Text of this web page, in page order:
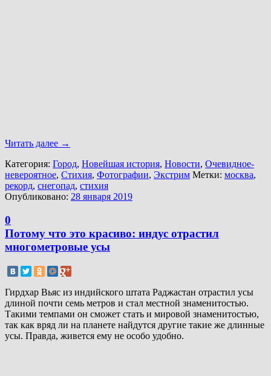
Читать далее →
Категория: Город, Новейшая история, Новости, Очевидное-
невероятное, Стихия, Фотографии, Экстрим Метки: москва,
рекорд, снегопад, стихия
Опубликовано: 28 января 2019
0
Потому что это красиво: индус отрастил
многометровые усы
Гирдхар Вьяс из индийского штата Раджастан отрастил усы
длиной почти семь метров и стал местной знаменитостью.
Такими темпами он сможет стать и мировой знаменитостью,
так как вряд ли на планете найдутся другие такие же длинные
усы. Правда, живется ему не особо удобно.